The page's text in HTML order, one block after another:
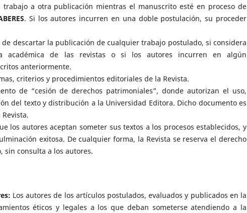
a otra publicación mientras el manuscrito esté en proceso de
. Si los autores incurren en una doble postulación, su proceder
descartar la publicación de cualquier trabajo postulado, si considera
académica de las revistas o si los autores incurren en algún
anteriormente.
criterios y procedimientos editoriales de la Revista.
de “cesión de derechos patrimoniales”, donde autorizan el uso,
del texto y distribución a la Universidad Editora. Dicho documento es
los autores aceptan someter sus textos a los procesos establecidos, y
exitosa. De cualquier forma, la Revista se reserva el derecho
sin consulta a los autores.
Los autores de los artículos postulados, evaluados y publicados en la
éticos y legales a los que deban someterse atendiendo a la